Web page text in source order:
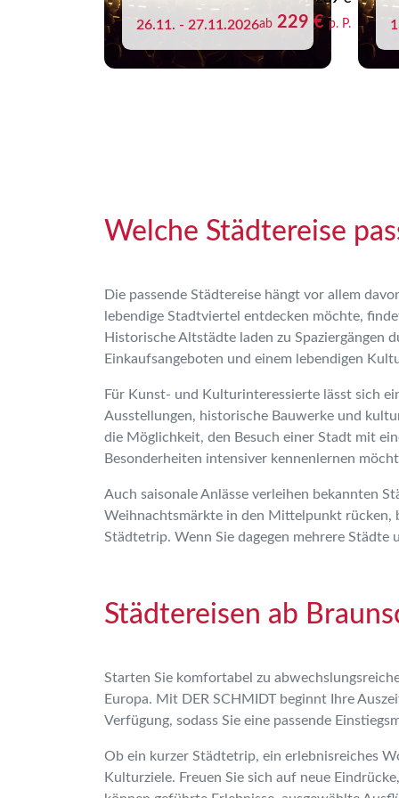
26.11. - 27.11.2026ab 229 €p. P.
Welche Städtereise
Die passende Städtereise hängt vor allem
lebendige Stadtviertel entdecken möchte,
Historische Altstädte laden zu Spaziergängen
Einkaufsangeboten und einem lebendigen
Für Kunst- und Kulturinteressierte lässt sich
Ausstellungen, historische Bauwerke und
die Möglichkeit, den Besuch einer Stadt mit
Besonderheiten intensiver kennenlernen
Auch saisonale Anlässe verleihen bekannten
Weihnachtsmärkte in den Mittelpunkt rücken,
Städtetrip. Wenn Sie dagegen mehrere Städte
Städtereisen ab
Starten Sie komfortabel zu
Europa. Mit DER SCHMIDT beginnt Ihre
Verfügung, sodass Sie eine passende
Ob ein kurzer Städtetrip, ein erlebnisreiches
Kulturziele. Freuen Sie sich auf neue